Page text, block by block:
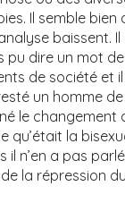
Il semble bien
baissent.
pu dire un mot
de société et
un homme
le changement
qu’était la
il n’en a pas
la répression